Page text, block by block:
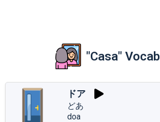
"Casa"
ドア
どあ
doa